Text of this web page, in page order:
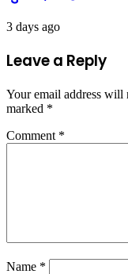
3 days ago
Leave a Reply
Your email address will
marked *
Comment *
Name *